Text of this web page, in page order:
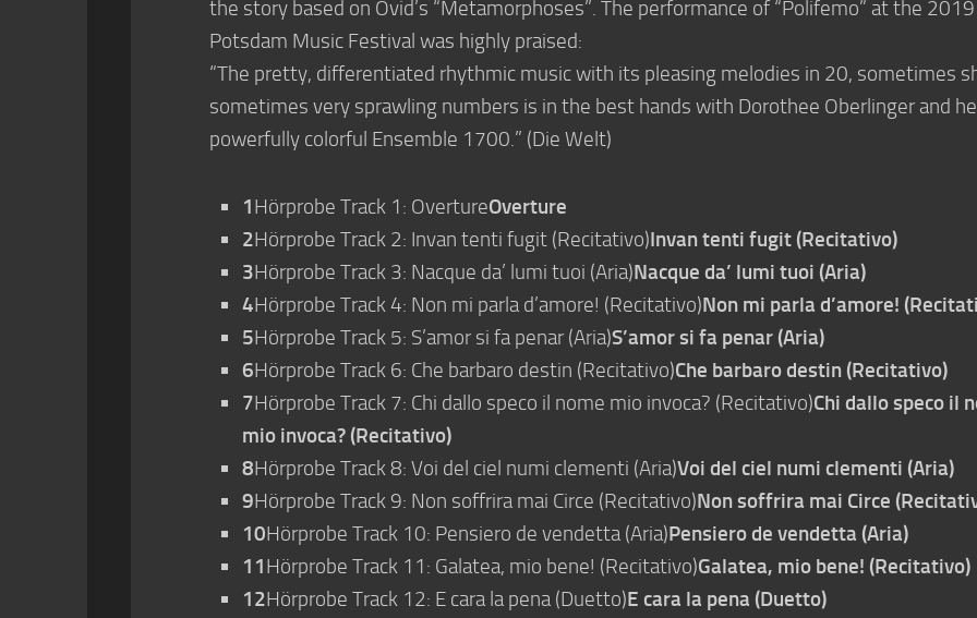
the story based on Ovid’s “Metamorphoses”. The performance of “Polifemo” at the 2019
Potsdam Music Festival was highly praised:
“The pretty, differentiated rhythmic music with its pleasing melodies in 20, sometimes
sometimes very sprawling numbers is in the best hands with Dorothee Oberlinger and
powerfully colorful Ensemble 1700.” (Die Welt)
1Hörprobe Track 1: OvertureOverture
2Hörprobe Track 2: Invan tenti fugit (Recitativo)Invan tenti fugit (Recitativo)
3Hörprobe Track 3: Nacque da’ lumi tuoi (Aria)Nacque da’ lumi tuoi (Aria)
4Hörprobe Track 4: Non mi parla d’amore! (Recitativo)Non mi parla d’amore!
5Hörprobe Track 5: S’amor si fa penar (Aria)S’amor si fa penar (Aria)
6Hörprobe Track 6: Che barbaro destin (Recitativo)Che barbaro destin (Recitativo)
7Hörprobe Track 7: Chi dallo speco il nome mio invoca? (Recitativo)Chi dallo speco il
mio invoca? (Recitativo)
8Hörprobe Track 8: Voi del ciel numi clementi (Aria)Voi del ciel numi clementi (Aria)
9Hörprobe Track 9: Non soffrira mai Circe (Recitativo)Non soffrira mai Circe
10Hörprobe Track 10: Pensiero de vendetta (Aria)Pensiero de vendetta (Aria)
11Hörprobe Track 11: Galatea, mio bene! (Recitativo)Galatea, mio bene! (Recitativo)
12Hörprobe Track 12: E cara la pena (Duetto)E cara la pena (Duetto)